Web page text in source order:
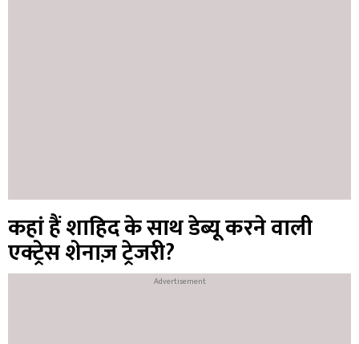
कहां हैं शाहिद के साथ डेब्यू करने वाली
एक्ट्रेस शेनाज़ ट्रेजरी?